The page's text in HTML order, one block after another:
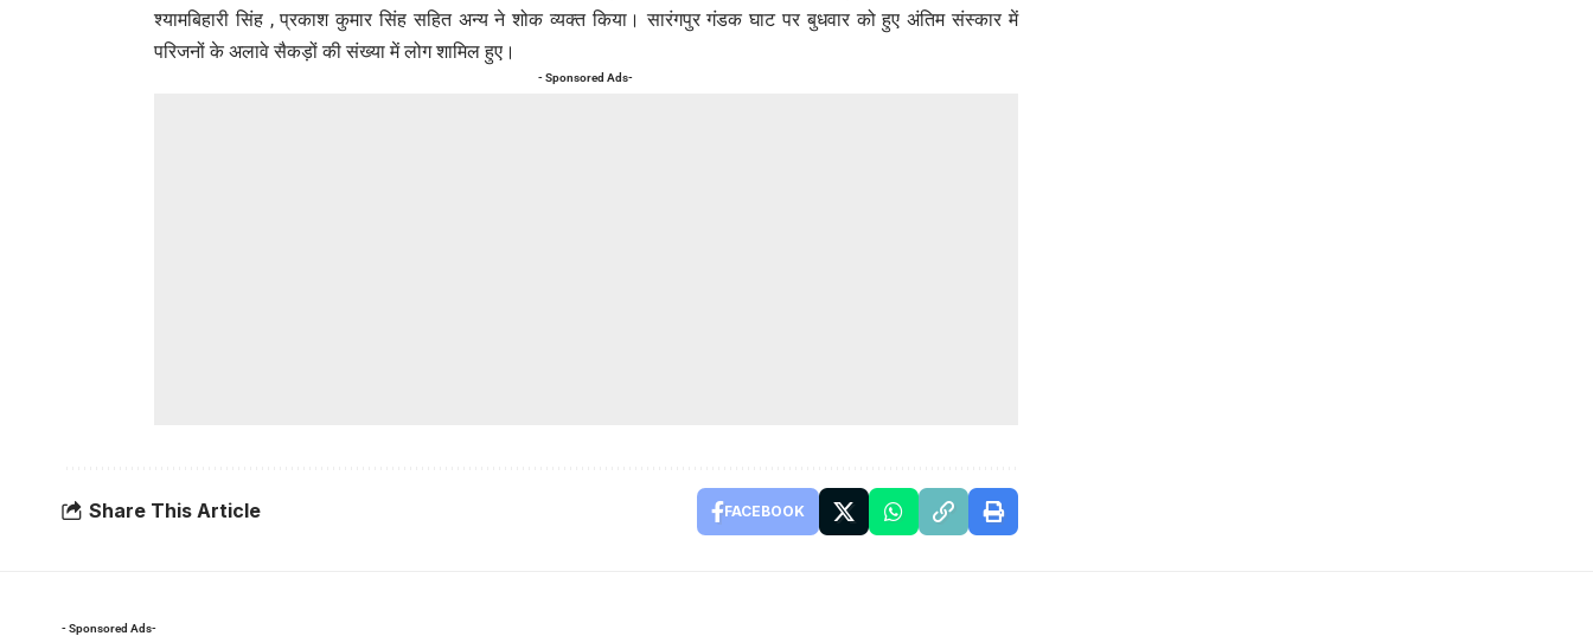
श्यामबिहारी सिंह , प्रकाश कुमार सिंह सहित अन्य ने शोक व्यक्त किया। सारंगपुर गंडक घाट पर बुधवार को हुए अंतिम संस्कार में
परिजनों के अलावे सैकड़ों की संख्या में लोग शामिल हुए।
- Sponsored Ads-
Share This Article FACEBOOK
- Sponsored Ads-